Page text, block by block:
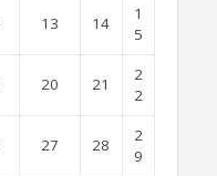
13 14
1
5
20 21
2
2
27 28
2
9